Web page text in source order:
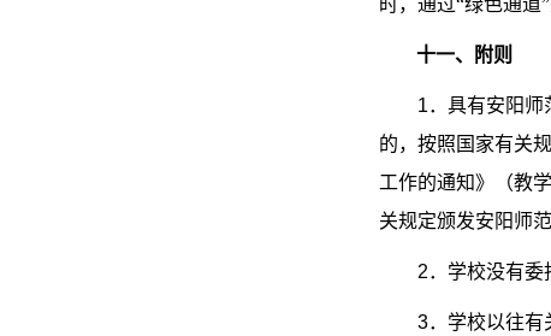
时，通过“绿色通道
十一、附则
1．具有安阳
的，按照国家有关
工作的通知》（教
关规定颁发安阳师
2．学校没有委
3．学校以往有